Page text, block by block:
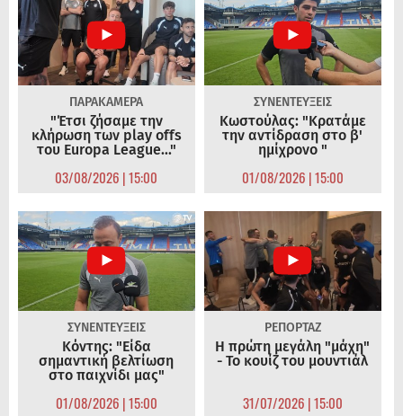
ΠΑΡΑΚΑΜΕΡΑ
"Έτσι ζήσαμε την
κλήρωση των play offs
του Europa League..."
03/08/2026 | 15:00
ΣΥΝΕΝΤΕΥΞΕΙΣ
Κωστούλας: "Κρατάμε
την αντίδραση στο β'
ημίχρονο "
01/08/2026 | 15:00
ΣΥΝΕΝΤΕΥΞΕΙΣ
Κόντης: "Είδα
σημαντική βελτίωση
στο παιχνίδι μας"
01/08/2026 | 15:00
ΡΕΠΟΡΤΑΖ
Η πρώτη μεγάλη "μάχη"
- Το κουίζ του μουντιάλ
31/07/2026 | 15:00